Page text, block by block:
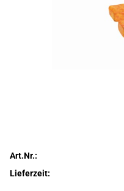
Art.Nr.:
Lieferzeit: